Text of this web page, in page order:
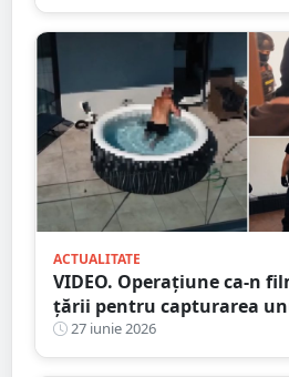
ACTUALITATE
VIDEO. Operațiune ca-n
țării pentru capturarea
droguri
27 iunie 2026